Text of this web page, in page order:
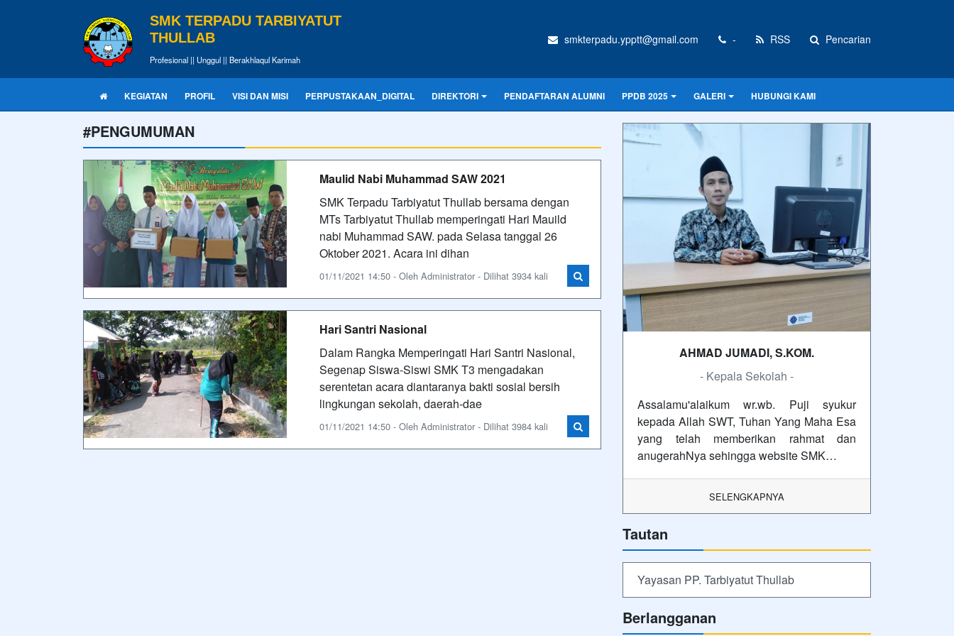
SMK TERPADU TARBIYATUT
THULLAB
Profesional || Unggul || Berakhlaqul Karimah
smkterpadu.ypptt@gmail.com - RSS Pencarian
KEGIATAN PROFIL VISI DAN MISI PERPUSTAKAAN_DIGITAL DIREKTORI PENDAFTARAN ALUMNI PPDB 2025 GALERI HUBUNGI KAMI
#PENGUMUMAN
Maulid Nabi Muhammad SAW 2021
SMK Terpadu Tarbiyatut Thullab bersama dengan
MTs Tarbiyatut Thullab memperingati Hari Mauild
nabi Muhammad SAW. pada Selasa tanggal 26
Oktober 2021. Acara ini dihan
01/11/2021 14:50 - Oleh Administrator - Dilihat 3934 kali
Hari Santri Nasional
Dalam Rangka Memperingati Hari Santri Nasional,
Segenap Siswa-Siswi SMK T3 mengadakan
serentetan acara diantaranya bakti sosial bersih
lingkungan sekolah, daerah-dae
01/11/2021 14:50 - Oleh Administrator - Dilihat 3984 kali
AHMAD JUMADI, S.KOM.
- Kepala Sekolah -
Assalamu'alaikum wr.wb. Puji syukur
kepada Allah SWT, Tuhan Yang Maha Esa
yang telah memberikan rahmat dan
anugerahNya sehingga website SMK…
SELENGKAPNYA
Tautan
Yayasan PP. Tarbiyatut Thullab
Berlangganan